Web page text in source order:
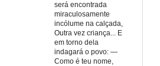
será encontrada
miraculosamente
incólume na calçada,
Outra vez criança... E
em torno dela
indagará o povo: —
Como é teu nome,